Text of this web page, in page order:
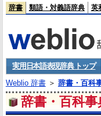
辞書 類語・対義語辞典 英
実用日本語表現辞典 トップ
Weblio 辞書＞ 辞書・百科
辞書・百科事